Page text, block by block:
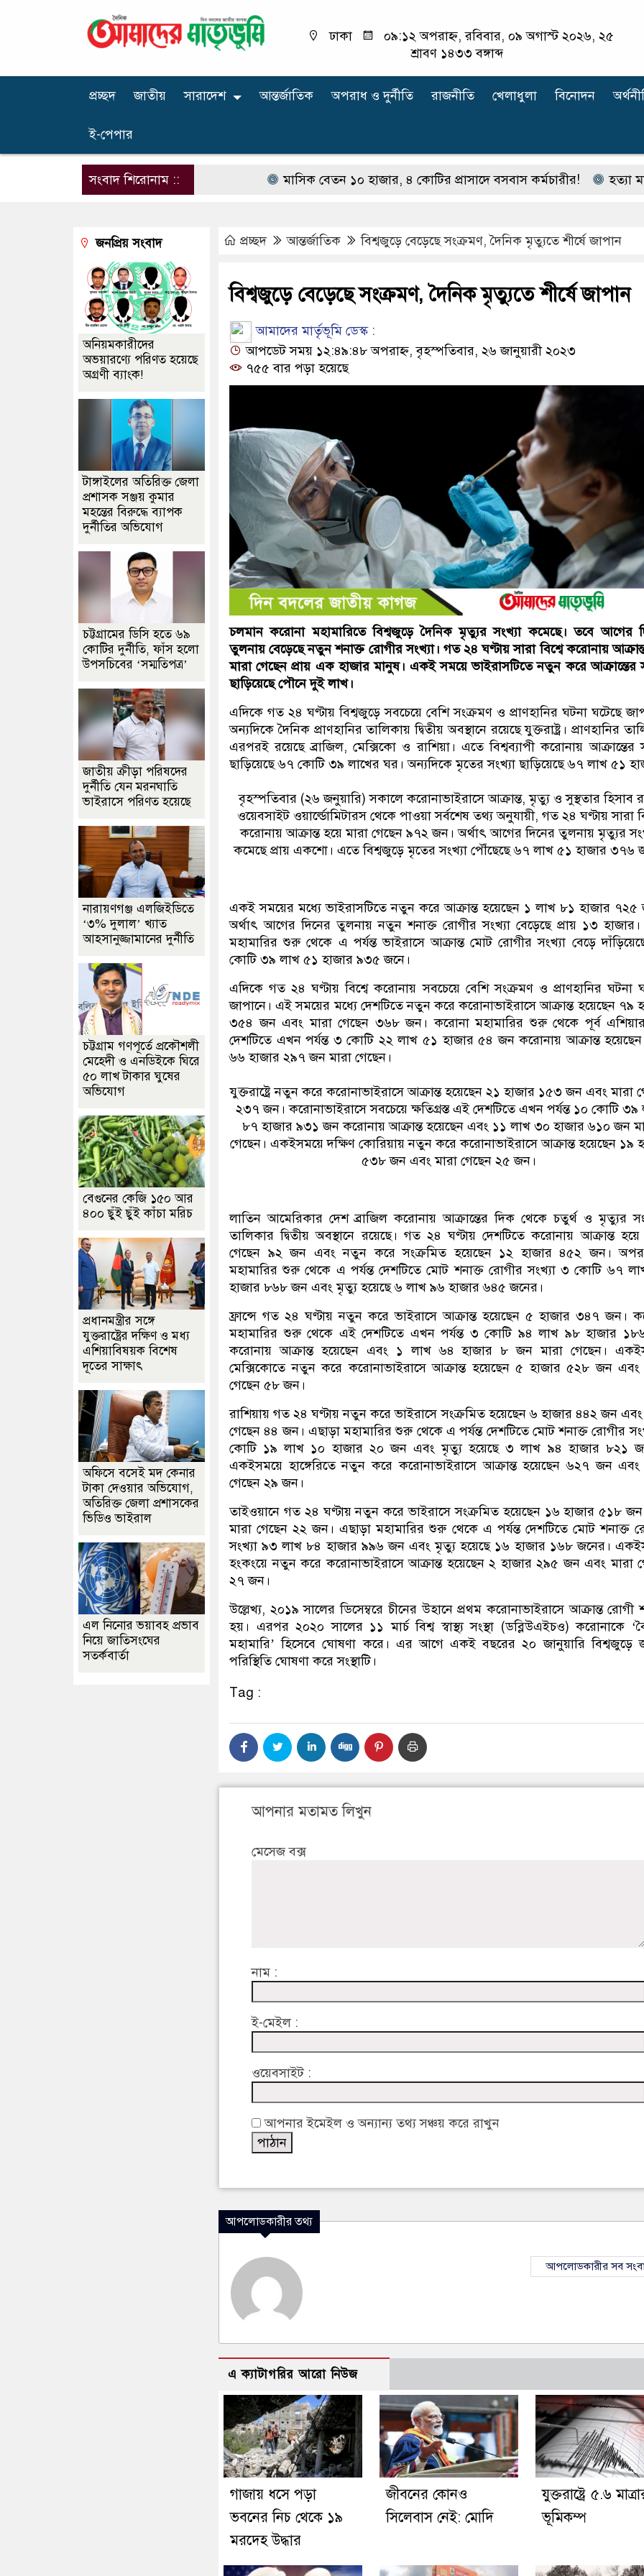
ঢাকা
০৯:১২ অপরাহ্ন, রবিবার, ০৯ অগাস্ট ২০২৬, ২৫
শ্রাবণ ১৪৩৩ বঙ্গাব্দ
প্রচ্ছদ জাতীয় সারাদেশ আন্তর্জাতিক অপরাধ ‍ও দুর্নীতি রাজনীতি খেলাধুলা বিনোদন
ই-পেপার
সংবাদ শিরোনাম :: মাসিক বেতন ১০ হাজার, ৪ কোটির প্রাসাদে বসবাস কর্মচারীর! হত্যা মামলার
প্রচ্ছদ আন্তর্জাতিক বিশ্বজুড়ে বেড়েছে সংক্রমণ, দৈনিক মৃত্যুতে শীর্ষে জাপান
বিশ্বজুড়ে বেড়েছে সংক্রমণ, দৈনিক মৃত্যুতে শীর্ষে জাপান
আমাদের মার্তৃভূমি ডেস্ক :
আপডেট সময় ১২:৪৯:৪৮ অপরাহ্ন, বৃহস্পতিবার, ২৬ জানুয়ারী ২০২৩
৭৫৫ বার পড়া হয়েছে
চলমান করোনা মহামারিতে বিশ্বজুড়ে দৈনিক মৃত্যুর সংখ্যা কমেছে। তবে আগের
তুলনায় বেড়েছে নতুন শনাক্ত রোগীর সংখ্যা। গত ২৪ ঘণ্টায় সারা বিশ্বে করোনায়
মারা গেছেন প্রায় এক হাজার মানুষ। একই সময়ে ভাইরাসটিতে নতুন করে আক্রান্তের
ছাড়িয়েছে পৌনে দুই লাখ।
এদিকে গত ২৪ ঘণ্টায় বিশ্বজুড়ে সবচেয়ে বেশি সংক্রমণ ও প্রাণহানির ঘটনা ঘটেছে
অন্যদিকে দৈনিক প্রাণহানির তালিকায় দ্বিতীয় অবস্থানে রয়েছে যুক্তরাষ্ট্র। প্রাণহানির
এরপরই রয়েছে ব্রাজিল, মেক্সিকো ও রাশিয়া। এতে বিশ্বব্যাপী করোনায় আক্রান্তের
ছাড়িয়েছে ৬৭ কোটি ৩৯ লাখের ঘর। অন্যদিকে মৃতের সংখ্যা ছাড়িয়েছে ৬৭ লাখ ৫১
বৃহস্পতিবার (২৬ জনুয়ারি) সকালে করোনাভাইরাসে আক্রান্ত, মৃত্যু ও সুস্থতার হিসাব
ওয়েবসাইট ওয়ার্ল্ডোমিটারস থেকে পাওয়া সর্বশেষ তথ্য অনুযায়ী, গত ২৪ ঘণ্টায় সারা
করোনায় আক্রান্ত হয়ে মারা গেছেন ৯৭২ জন। অর্থাৎ আগের দিনের তুলনায় মৃত্যুর
কমেছে প্রায় একশো। এতে বিশ্বজুড়ে মৃতের সংখ্যা পৌঁছেছে ৬৭ লাখ ৫১ হাজার ৩৭৬
একই সময়ের মধ্যে ভাইরাসটিতে নতুন করে আক্রান্ত হয়েছেন ১ লাখ ৮১ হাজার ৭২৫
অর্থাৎ আগের দিনের তুলনায় নতুন শনাক্ত রোগীর সংখ্যা বেড়েছে প্রায় ১৩
মহামারির শুরু থেকে এ পর্যন্ত ভাইরাসে আক্রান্ত মোট রোগীর সংখ্যা বেড়ে
কোটি ৩৯ লাখ ৫১ হাজার ৯৩৫ জনে।
এদিকে গত ২৪ ঘণ্টায় বিশ্বে করোনায় সবচেয়ে বেশি সংক্রমণ ও প্রাণহানির ঘটনা
জাপানে। এই সময়ের মধ্যে দেশটিতে নতুন করে করোনাভাইরাসে আক্রান্ত হয়েছেন ৭৯
৩৫৪ জন এবং মারা গেছেন ৩৬৮ জন। করোনা মহামারির শুরু থেকে পূর্ব
দেশটিতে এখন পর্যন্ত ৩ কোটি ২২ লাখ ৫১ হাজার ৫৪ জন করোনায় আক্রান্ত
৬৬ হাজার ২৯৭ জন মারা গেছেন।
যুক্তরাষ্ট্রে নতুন করে করোনাভাইরাসে আক্রান্ত হয়েছেন ২১ হাজার ১৫৩ জন এবং মারা
২৩৭ জন। করোনাভাইরাসে সবচেয়ে ক্ষতিগ্রস্ত এই দেশটিতে এখন পর্যন্ত ১০ কোটি ৩৯
৮৭ হাজার ৯৩১ জন করোনায় আক্রান্ত হয়েছেন এবং ১১ লাখ ৩০ হাজার ৬১০ জন
গেছেন। একইসময়ে দক্ষিণ কোরিয়ায় নতুন করে করোনাভাইরাসে আক্রান্ত হয়েছেন ১৯
৫৩৮ জন এবং মারা গেছেন ২৫ জন।
লাতিন আমেরিকার দেশ ব্রাজিল করোনায় আক্রান্তের দিক থেকে চতুর্থ ও মৃত্যুর
তালিকার দ্বিতীয় অবস্থানে রয়েছে। গত ২৪ ঘণ্টায় দেশটিতে করোনায় আক্রান্ত হয়ে
গেছেন ৯২ জন এবং নতুন করে সংক্রমিত হয়েছেন ১২ হাজার ৪৫২ জন।
মহামারির শুরু থেকে এ পর্যন্ত দেশটিতে মোট শনাক্ত রোগীর সংখ্যা ৩ কোটি ৬৭
হাজার ৮৬৮ জন এবং মৃত্যু হয়েছে ৬ লাখ ৯৬ হাজার ৬৪৫ জনের।
ফ্রান্সে গত ২৪ ঘণ্টায় নতুন করে ভাইরাসে আক্রান্ত হয়েছেন ৫ হাজার ৩৪৭ জন।
মহামারির শুরু থেকে এই দেশটিতে এখন পর্যন্ত ৩ কোটি ৯৪ লাখ ৯৮ হাজার
করোনায় আক্রান্ত হয়েছেন এবং ১ লাখ ৬৪ হাজার ৮ জন মারা গেছেন।
মেক্সিকোতে নতুন করে করোনাভাইরাসে আক্রান্ত হয়েছেন ৫ হাজার ৫২৮ জন এবং
গেছেন ৫৮ জন।
রাশিয়ায় গত ২৪ ঘণ্টায় নতুন করে ভাইরাসে সংক্রমিত হয়েছেন ৬ হাজার ৪৪২ জন এবং
গেছেন ৪৪ জন। এছাড়া মহামারির শুরু থেকে এ পর্যন্ত দেশটিতে মোট শনাক্ত রোগীর
কোটি ১৯ লাখ ১০ হাজার ২০ জন এবং মৃত্যু হয়েছে ৩ লাখ ৯৪ হাজার ৮২১
একইসময়ে হাঙ্গেরিতে নতুন করে করোনাভাইরাসে আক্রান্ত হয়েছেন ৬২৭ জন এবং
গেছেন ২৯ জন।
তাইওয়ানে গত ২৪ ঘণ্টায় নতুন করে ভাইরাসে সংক্রমিত হয়েছেন ১৬ হাজার ৫১৮
মারা গেছেন ২২ জন। এছাড়া মহামারির শুরু থেকে এ পর্যন্ত দেশটিতে মোট শনাক্ত
সংখ্যা ৯৩ লাখ ৮৪ হাজার ৯৯৬ জন এবং মৃত্যু হয়েছে ১৬ হাজার ১৬৮ জনের।
হংকংয়ে নতুন করে করোনাভাইরাসে আক্রান্ত হয়েছেন ২ হাজার ২৯৫ জন এবং মারা
২৭ জন।
উল্লেখ্য, ২০১৯ সালের ডিসেম্বরে চীনের উহানে প্রথম করোনাভাইরাসে আক্রান্ত রোগী
হয়। এরপর ২০২০ সালের ১১ মার্চ বিশ্ব স্বাস্থ্য সংস্থা (ডব্লিউএইচও) করোনাকে
মহামারি’ হিসেবে ঘোষণা করে। এর আগে একই বছরের ২০ জানুয়ারি বিশ্বজুড়ে
পরিস্থিতি ঘোষণা করে সংস্থাটি।
Tag :
আপনার মতামত লিখুন
মেসেজ বক্স
নাম :
ই-মেইল :
ওয়েবসাইট :
আপনার ইমেইল ও অন্যান্য তথ্য সঞ্চয় করে রাখুন
আপলোডকারীর তথ্য
আপলোডকারীর সব
এ ক্যাটাগরির আরো নিউজ
গাজায় ধসে পড়া
ভবনের নিচ থেকে ১৯
মরদেহ উদ্ধার
জীবনের কোনও
সিলেবাস নেই: মোদি
যুক্তরাষ্ট্রে ৫.৬
ভূমিকম্প
জনপ্রিয় সংবাদ
অনিয়মকারীদের
অভয়ারণ্যে পরিণত হয়েছে
অগ্রণী ব্যাংক!
টাঙ্গাইলের অতিরিক্ত জেলা
প্রশাসক সঞ্জয় কুমার
মহন্তের বিরুদ্ধে ব্যাপক
দুর্নীতির অভিযোগ
চট্টগ্রামের ডিসি হতে ৬৯
কোটির দুর্নীতি, ফাঁস হলো
উপসচিবের ‘সম্মতিপত্র’
জাতীয় ক্রীড়া পরিষদের
দুর্নীতি যেন মরনঘাতি
ভাইরাসে পরিণত হয়েছে
নারায়ণগঞ্জ এলজিইডিতে
‘৩% দুলাল’ খ্যাত
আহসানুজ্জামানের দুর্নীতি
চট্টগ্রাম গণপূর্তে প্রকৌশলী
মেহেদী ও এনডিইকে ঘিরে
৫০ লাখ টাকার ঘুষের
অভিযোগ
বেগুনের কেজি ১৫০ আর
৪০০ ছুঁই ছুঁই কাঁচা মরিচ
প্রধানমন্ত্রীর সঙ্গে
যুক্তরাষ্ট্রের দক্ষিণ ও মধ্য
এশিয়াবিষয়ক বিশেষ
দূতের সাক্ষাৎ
অফিসে বসেই মদ কেনার
টাকা দেওয়ার অভিযোগ,
অতিরিক্ত জেলা প্রশাসকের
ভিডিও ভাইরাল
এল নিনোর ভয়াবহ প্রভাব
নিয়ে জাতিসংঘের
সতর্কবার্তা